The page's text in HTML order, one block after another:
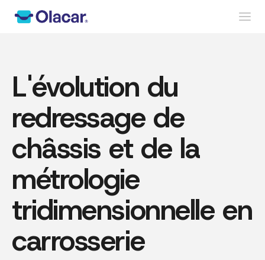
L'évolution du
redressage de
châssis et de la
métrologie
tridimensionnelle en
carrosserie